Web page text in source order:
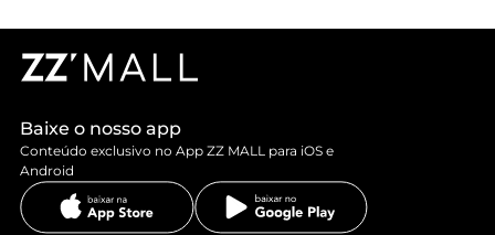
Baixe o nosso app
Conteúdo exclusivo no App ZZ MALL para iOS e
Android